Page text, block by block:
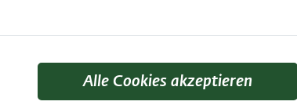
Alle Cookies akzeptieren